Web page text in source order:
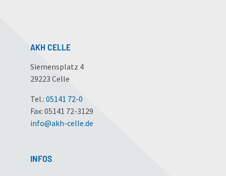
AKH CELLE
Siemensplatz 4
29223 Celle
Tel.: 05141 72-0
Fax: 05141 72-3129
info@akh-celle.de
INFOS